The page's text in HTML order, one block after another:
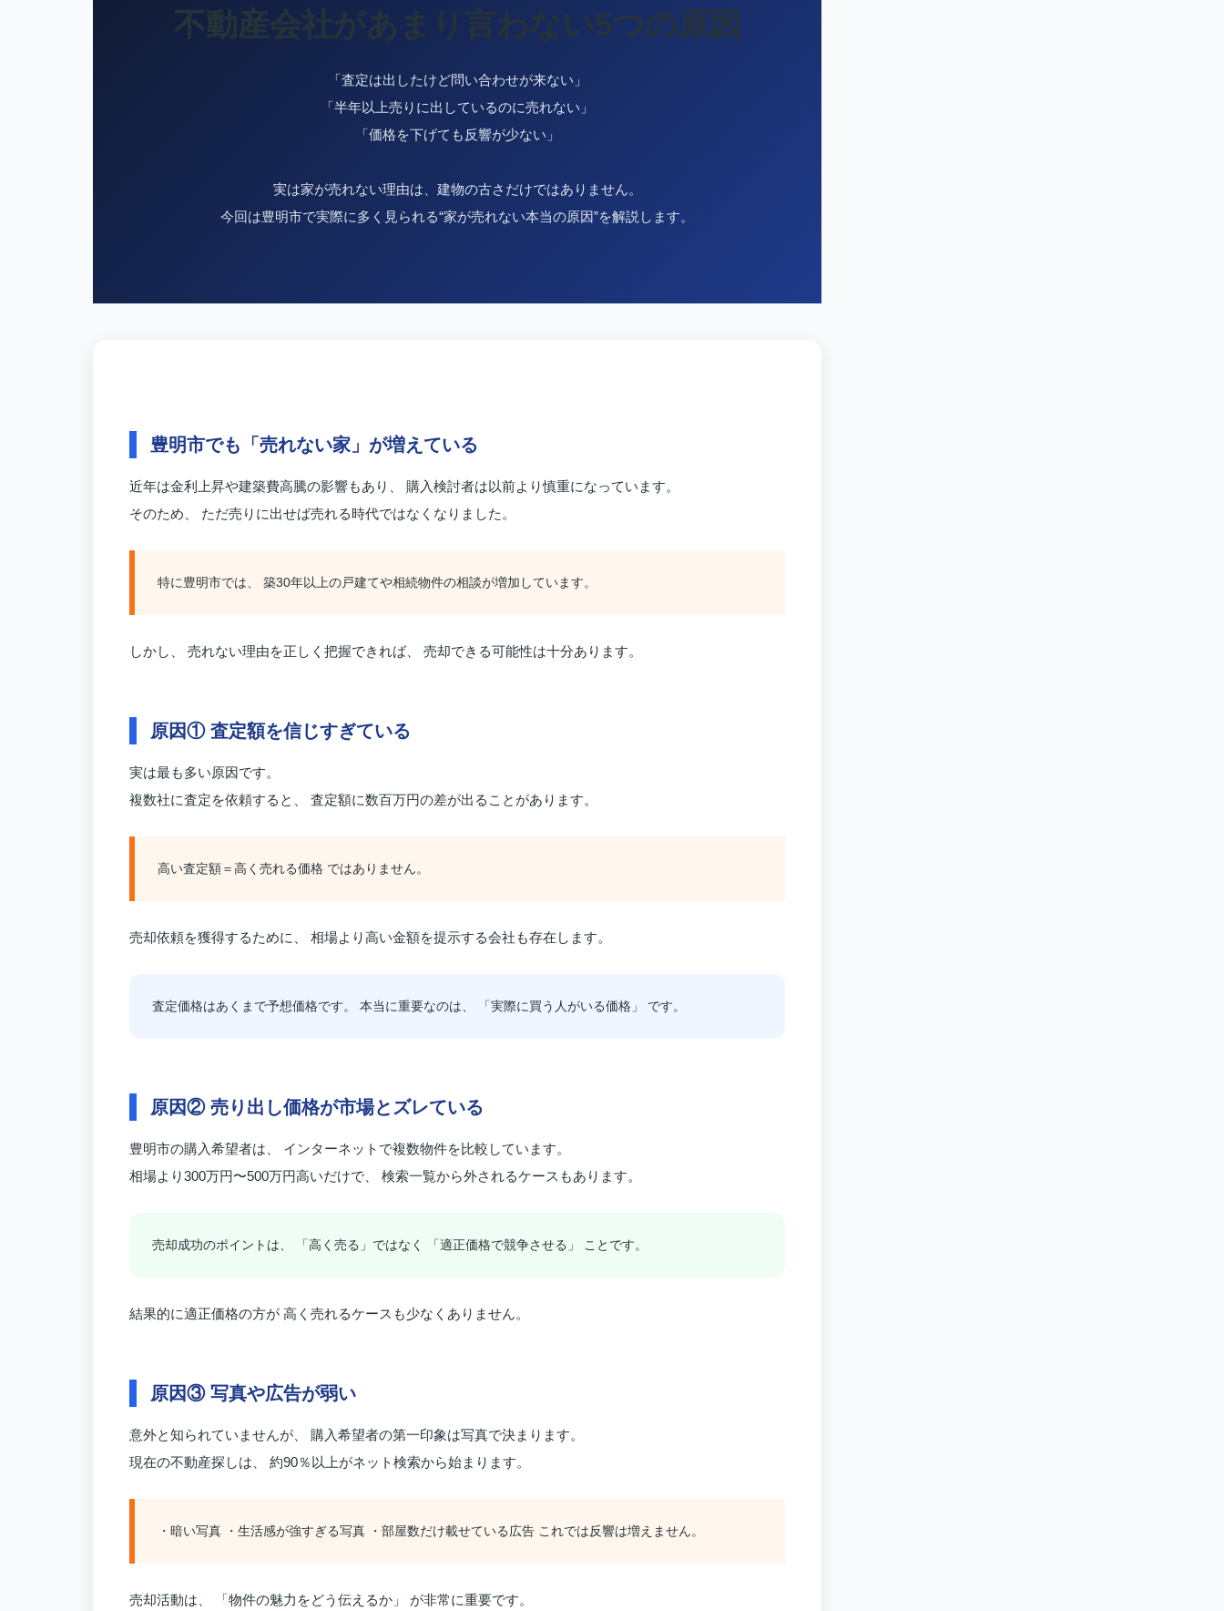
不動産会社があまり言わない5つの原因
「査定は出したけど問い合わせが来ない」
「半年以上売りに出しているのに売れない」
「価格を下げても反響が少ない」
実は家が売れない理由は、建物の古さだけではありません。
今回は豊明市で実際に多く見られる“家が売れない本当の原因”を解説します。
豊明市でも「売れない家」が増えている
近年は金利上昇や建築費高騰の影響もあり、 購入検討者は以前より慎重になっています。
そのため、 ただ売りに出せば売れる時代ではなくなりました。
特に豊明市では、 築30年以上の戸建てや相続物件の相談が増加しています。
しかし、 売れない理由を正しく把握できれば、 売却できる可能性は十分あります。
原因① 査定額を信じすぎている
実は最も多い原因です。
複数社に査定を依頼すると、 査定額に数百万円の差が出ることがあります。
高い査定額＝高く売れる価格 ではありません。
売却依頼を獲得するために、 相場より高い金額を提示する会社も存在します。
査定価格はあくまで予想価格です。 本当に重要なのは、 「実際に買う人がいる価格」 です。
原因② 売り出し価格が市場とズレている
豊明市の購入希望者は、 インターネットで複数物件を比較しています。
相場より300万円〜500万円高いだけで、 検索一覧から外されるケースもあります。
売却成功のポイントは、 「高く売る」ではなく 「適正価格で競争させる」 ことです。
結果的に適正価格の方が 高く売れるケースも少なくありません。
原因③ 写真や広告が弱い
意外と知られていませんが、 購入希望者の第一印象は写真で決まります。
現在の不動産探しは、 約90％以上がネット検索から始まります。
・暗い写真 ・生活感が強すぎる写真 ・部屋数だけ載せている広告 これでは反響は増えません。
売却活動は、 「物件の魅力をどう伝えるか」 が非常に重要です。